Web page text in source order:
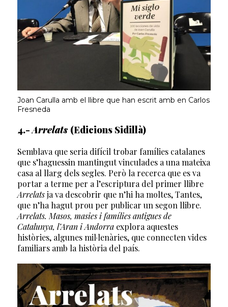
Joan Carulla amb el llibre que han escrit amb en Carlos
Fresneda
4.-Arrelats (Edicions Sidillà)
Semblava que seria difícil trobar famílies catalanes
que s’haguessin mantingut vinculades a una mateixa
casa al llarg dels segles. Però la recerca que es va
portar a terme per a l’escriptura del primer llibre
Arrelatsja va descobrir que n’hi ha moltes, Tantes,
que n’ha hagut prou per publicar un segon llibre.
Arrelats. Masos, masies i famílies antigues de
Catalunya, l’Aran i Andorra explora aquestes
històries, algunes mil·lenàries, que connecten vides
familiars amb la història del país.